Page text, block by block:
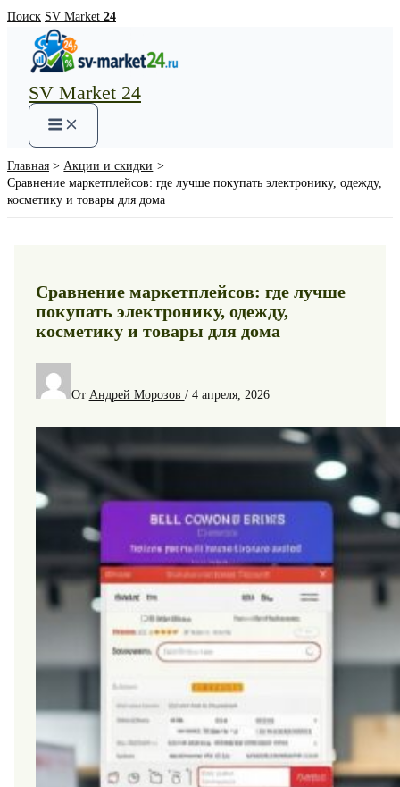
Перейти
содержимому
Поиск SV Market 24
SV Market 24
Main
Menu
Главная
Акции и скидки
Сравнение маркетплейсов: где лучше покупать электронику, одежду,
косметику и товары для дома
Сравнение маркетплейсов: где лучше
покупать электронику, одежду,
косметику и товары для дома
От Андрей Морозов / 4 апреля, 2026